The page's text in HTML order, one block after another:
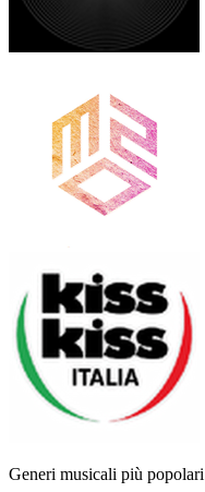
Generi musicali più popolari